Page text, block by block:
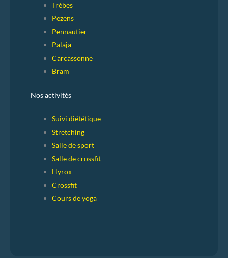
Trèbes
Pezens
Pennautier
Palaja
Carcassonne
Bram
Nos activités
Suivi diététique
Stretching
Salle de sport
Salle de crossfit
Hyrox
Crossfit
Cours de yoga